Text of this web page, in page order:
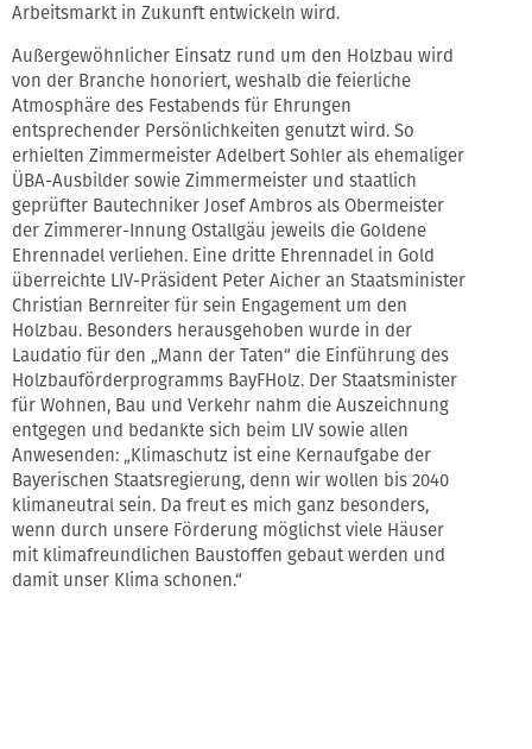
Arbeitsmarkt in Zukunft entwickeln wird.
Außergewöhnlicher Einsatz rund um den Holzbau wird
von der Branche honoriert, weshalb die feierliche
Atmosphäre des Festabends für Ehrungen
entsprechender Persönlichkeiten genutzt wird. So
erhielten Zimmermeister Adelbert Sohler als ehemaliger
ÜBA-Ausbilder sowie Zimmermeister und staatlich
geprüfter Bautechniker Josef Ambros als Obermeister
der Zimmerer-Innung Ostallgäu jeweils die Goldene
Ehrennadel verliehen. Eine dritte Ehrennadel in Gold
überreichte LIV-Präsident Peter Aicher an Staatsminister
Christian Bernreiter für sein Engagement um den
Holzbau. Besonders herausgehoben wurde in der
Laudatio für den „Mann der Taten“ die Einführung des
Holzbauförderprogramms BayFHolz. Der Staatsminister
für Wohnen, Bau und Verkehr nahm die Auszeichnung
entgegen und bedankte sich beim LIV sowie allen
Anwesenden: „Klimaschutz ist eine Kernaufgabe der
Bayerischen Staatsregierung, denn wir wollen bis 2040
klimaneutral sein. Da freut es mich ganz besonders,
wenn durch unsere Förderung möglichst viele Häuser
mit klimafreundlichen Baustoffen gebaut werden und
damit unser Klima schonen.“